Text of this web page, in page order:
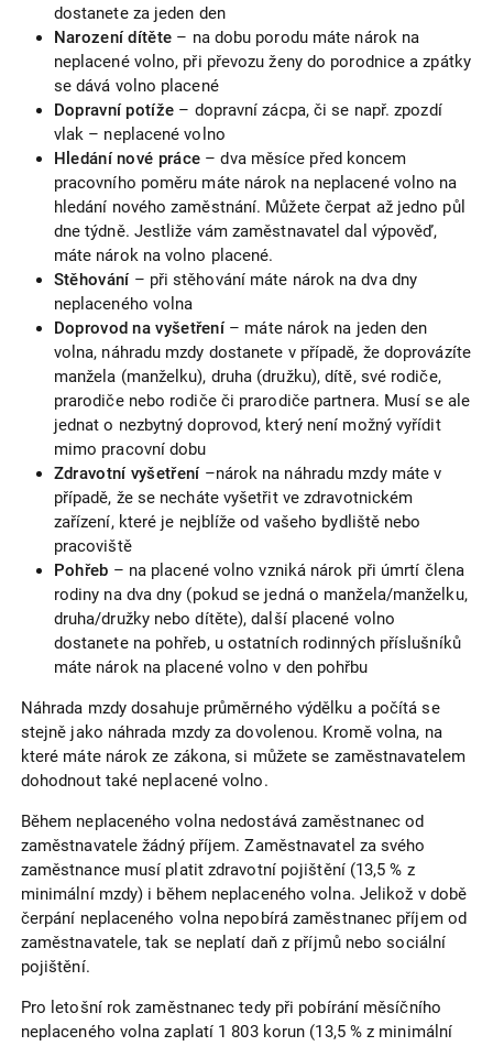
dostanete za jeden den
Narození dítěte – na dobu porodu máte nárok na
neplacené volno, při převozu ženy do porodnice a zpátky
se dává volno placené
Dopravní potíže – dopravní zácpa, či se např. zpozdí
vlak – neplacené volno
Hledání nové práce – dva měsíce před koncem
pracovního poměru máte nárok na neplacené volno na
hledání nového zaměstnání. Můžete čerpat až jedno půl
dne týdně. Jestliže vám zaměstnavatel dal výpověď,
máte nárok na volno placené.
Stěhování– při stěhování máte nárok na dva dny
neplaceného volna
Doprovod na vyšetření– máte nárok na jeden den
volna, náhradu mzdy dostanete v případě, že doprovázíte
manžela (manželku), druha (družku), dítě, své rodiče,
prarodiče nebo rodiče či prarodiče partnera. Musí se ale
jednat o nezbytný doprovod, který není možný vyřídit
mimo pracovní dobu
Zdravotní vyšetření–nárok na náhradu mzdy máte v
případě, že se necháte vyšetřit ve zdravotnickém
zařízení, které je nejblíže od vašeho bydliště nebo
pracoviště
Pohřeb – na placené volno vzniká nárok při úmrtí člena
rodiny na dva dny (pokud se jedná o manžela/manželku,
druha/družky nebo dítěte), další placené volno
dostanete na pohřeb, u ostatních rodinných příslušníků
máte nárok na placené volno v den pohřbu
Náhrada mzdy dosahuje průměrného výdělku a počítá se
stejně jako náhrada mzdy za dovolenou. Kromě volna, na
které máte nárok ze zákona, si můžete se zaměstnavatelem
dohodnout také neplacené volno.
Během neplaceného volna nedostává zaměstnanec od
zaměstnavatele žádný příjem. Zaměstnavatel za svého
zaměstnance musí platit zdravotní pojištění (13,5 % z
minimální mzdy) i během neplaceného volna. Jelikož v době
čerpání neplaceného volna nepobírá zaměstnanec příjem od
zaměstnavatele, tak se neplatí daň z příjmů nebo sociální
pojištění.
Pro letošní rok zaměstnanec tedy při pobírání měsíčního
neplaceného volna zaplatí 1 803 korun (13,5 % z minimální